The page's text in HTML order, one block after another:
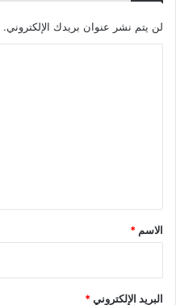
لن يتم نشر عنوان بريدك الإلكتروني.
*
الاسم *
البريد الإلكتروني*